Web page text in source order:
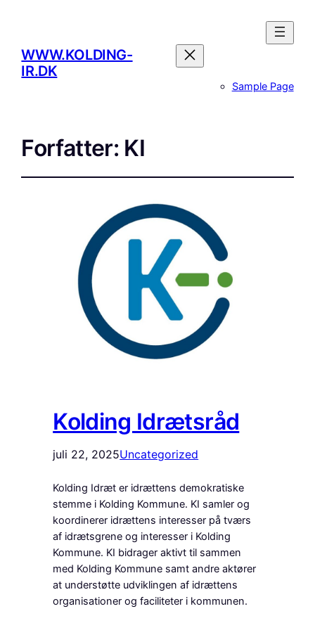
WWW.KOLDING-
IR.DK
Sample Page
Forfatter: KI
Kolding Idrætsråd
juli 22, 2025Uncategorized
Kolding Idræt er idrættens demokratiske
stemme i Kolding Kommune. KI samler og
koordinerer idrættens interesser på tværs
af idrætsgrene og interesser i Kolding
Kommune. KI bidrager aktivt til sammen
med Kolding Kommune samt andre aktører
at understøtte udviklingen af idrættens
organisationer og faciliteter i kommunen.